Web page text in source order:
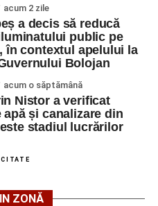
istoria locului și pentru
poate deveni motor de
a declarat Alexandru Radu,
– Născuți Liberi.
loc în perioada
Greavilor din Gârbova
durată a evenimentului.
în stare gravă la
de o motocicletă pe
din Sebeș: fermeie
după ce a fost lovită de o
ediție a Transylvania
acum 2 zile
a decis să reducă
public pe
în contextul apelului la
Bolojan
acum o săptămână
Nistor a verificat
apă și canalizare din
stadiul lucrărilor
ZONĂ